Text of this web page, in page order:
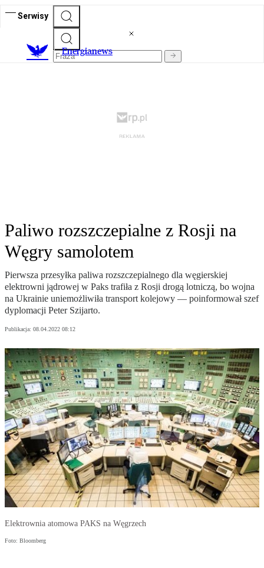
Serwisy
Energianews
Paliwo rozszczepialne z Rosji na
Węgry samolotem
Pierwsza przesyłka paliwa rozszczepialnego dla węgierskiej
elektrowni jądrowej w Paks trafiła z Rosji drogą lotniczą, bo wojna
na Ukrainie uniemożliwiła transport kolejowy — poinformował szef
dyplomacji Peter Szijarto.
Publikacja: 08.04.2022 08:12
Elektrownia atomowa PAKS na Węgrzech
Foto: Bloomberg